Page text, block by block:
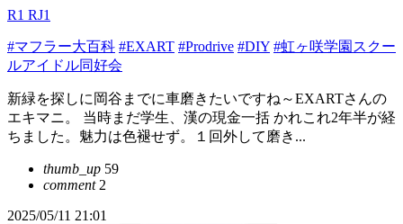
R1 RJ1
#マフラー大百科 #EXART #Prodrive #DIY #虹ヶ咲学園スクー
ルアイドル同好会
新緑を探しに岡谷までに車磨きたいですね～EXARTさんの
エキマニ。 当時まだ学生、漢の現金一括 かれこれ2年半が経
ちました。魅力は色褪せず。１回外して磨き...
thumb_up 59
comment2
2025/05/11 21:01